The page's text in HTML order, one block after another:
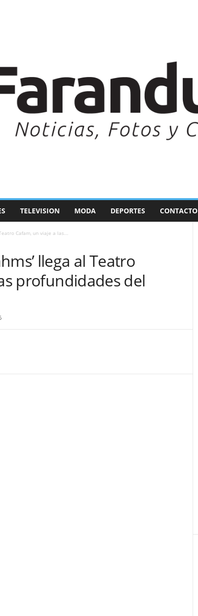
TELEVISION MODA DEPORTES CONTACTO
Cafam, un viaje a las...
llega al Teatro
profundidades del